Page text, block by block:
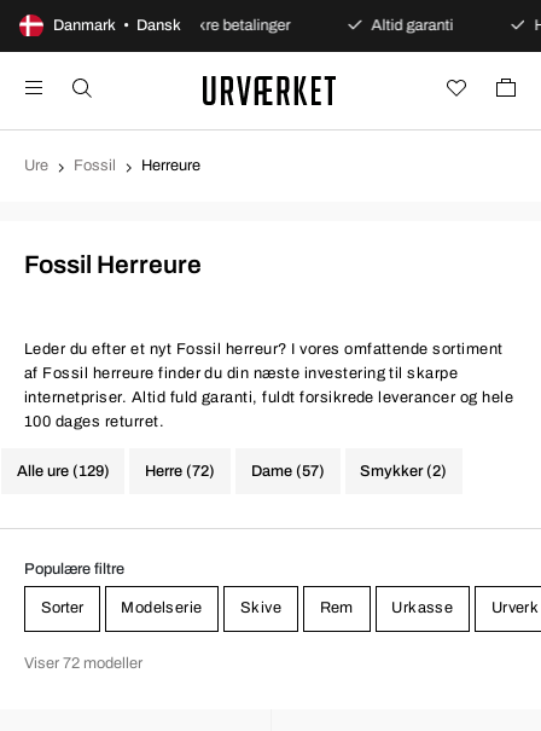
Danmark • Dansk
køb Sikre betalinger Altid garanti Hurtig
Ure Fossil Herreure
Fossil Herreure
Leder du efter et nyt Fossil herreur? I vores omfattende sortiment
af Fossil herreure finder du din næste investering til skarpe
internetpriser. Altid fuld garanti, fuldt forsikrede leverancer og hele
100 dages returret.
Alle ure (129) Herre (72) Dame (57) Smykker (2)
Populære filtre
Sorter Modelserie Skive Rem Urkasse
Viser 72 modeller